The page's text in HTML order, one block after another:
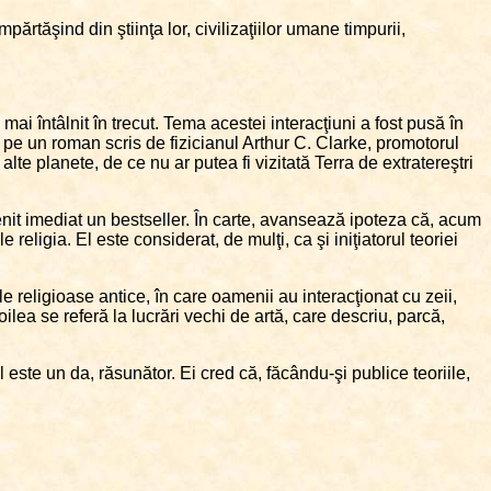
din ştiinţa lor, civilizaţiilor umane timpurii,
întâlnit în trecut. Tema acestei interacţiuni a fost pusă în
un roman scris de fizicianul Arthur C. Clarke, promotorul
planete, de ce nu ar putea fi vizitată Terra de extratereştri
imediat un bestseller. În carte, avansează ipoteza că, acum
religia. El este considerat, de mulţi, ca şi iniţiatorul teoriei
religioase antice, în care oamenii au interacţionat cu zeii,
se referă la lucrări vechi de artă, care descriu, parcă,
un da, răsunător. Ei cred că, făcându-şi publice teoriile,